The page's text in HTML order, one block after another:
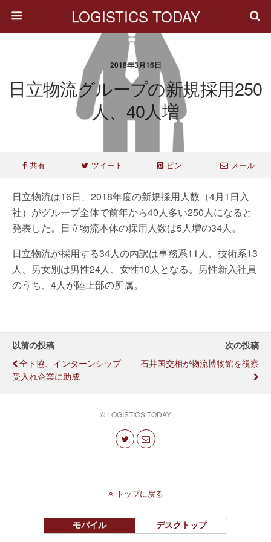
LOGISTICS TODAY
2018年3月16日
日立物流グループの新規採用250
人、40人増
共有 ツイート ピン メール
日立物流は16日、2018年度の新規採用人数（4月1日入
社）がグループ全体で前年から40人多い250人になると
発表した。日立物流本体の採用人数は5人増の34人。
日立物流が採用する34人の内訳は事務系11人、技術系13
人、男女別は男性24人、女性10人となる。男性新入社員
のうち、4人が陸上部の所属。
以前の投稿
全ト協、インターンシップ
受入れ企業に助成
次の投稿
石井国交相が物流博物館を視察
© LOGISTICS TODAY
トップに戻る
モバイル デスクトップ